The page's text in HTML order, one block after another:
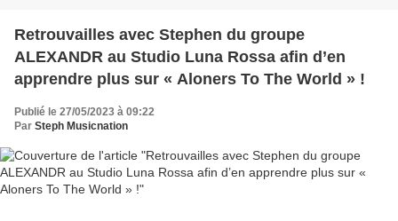
Retrouvailles avec Stephen du groupe
ALEXANDR au Studio Luna Rossa afin d’en
apprendre plus sur « Aloners To The World » !
Publié le 27/05/2023 à 09:22
Par Steph Musicnation